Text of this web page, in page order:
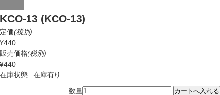
KCO-13 (KCO-13)
定価(税別)
¥440
販売価格(税別)
¥440
在庫状態 : 在庫有り
数量